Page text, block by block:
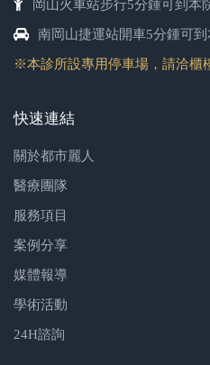
岡山火車站步行5分鍾可到本
南岡山捷運站開車5分鍾可到
※本診所設專用停車場，請洽櫃
快速連結
關於都市麗人
醫療團隊
服務項目
案例分享
媒體報導
學術活動
24H諮詢